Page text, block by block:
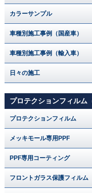
カラーサンプル
車種別施工事例（国産車）
車種別施工事例（輸入車）
日々の施工
プロテクションフィルム
プロテクションフィルム
メッキモール専用PPF
PPF専用コーティング
フロントガラス保護フィルム